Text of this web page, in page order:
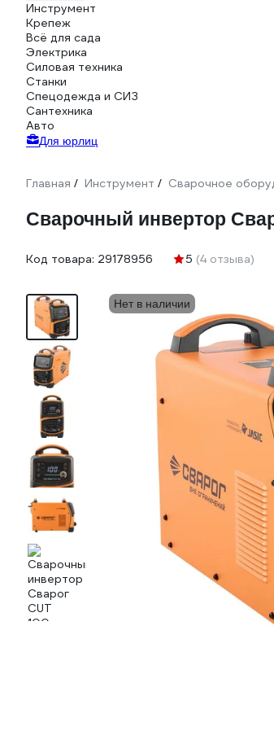
Инструмент
Крепеж
Всё для сада
Электрика
Силовая техника
Станки
Спецодежда и СИЗ
Сантехника
Авто
Для юрлиц
Главная / Инструмент / Сварочное
Сварочный инвертор
Код товара: 29178956 5 (4 отзыва)
Нет в наличии